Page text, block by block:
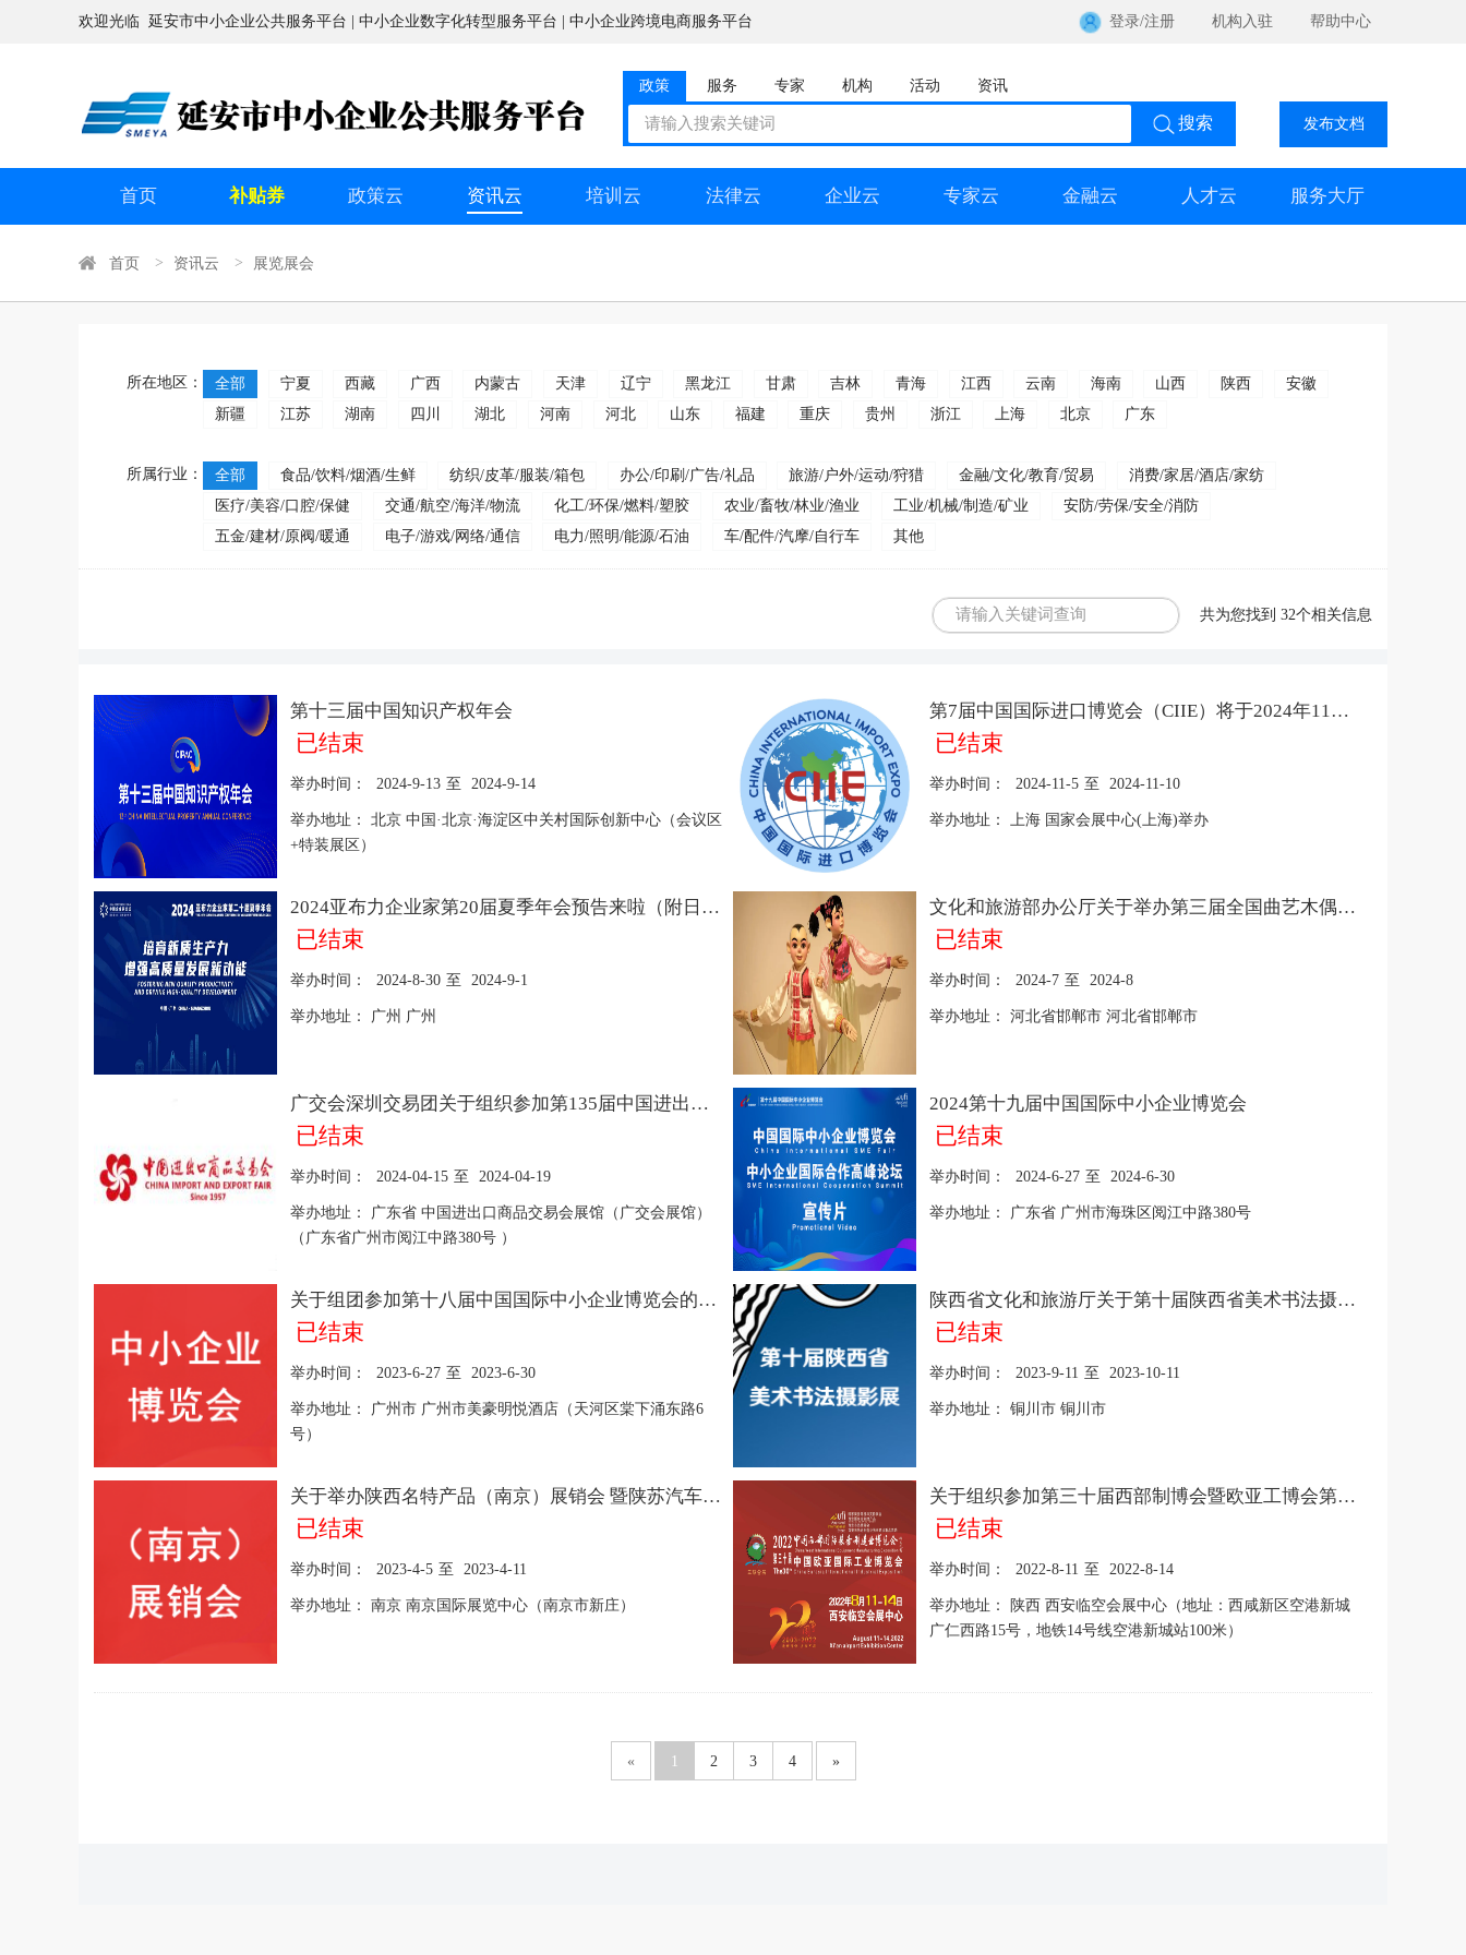
欢迎光临 延安市中小企业公共服务平台 | 中小企业数字化转型服务平台 | 中小企业跨境电商服务平台 登录/注册 机构入驻 帮助中心
政策 服务 专家 机构 活动 资讯
发布文档
首页 补贴券 政策云 资讯云 培训云 法律云 企业云 专家云 金融云 人才云 服务大厅
首页 资讯云 展览展会
所在地区： 全部 宁夏 西藏 广西 内蒙古 天津 辽宁 黑龙江 甘肃 吉林 青海 江西 云南 海南 山西 陕西
安徽
新疆
江苏 湖南 四川 湖北 河南 河北 山东 福建 重庆 贵州 浙江 上海 北京 广东
所属行业： 全部 食品/饮料/烟酒/生鲜 纺织/皮革/服装/箱包 办公/印刷/广告/礼品 旅游/户外/运动/狩猎 金融/文化/教育/贸易
消费/家居/酒店/家纺
医疗/美容/口腔/保健
交通/航空/海洋/物流 化工/环保/燃料/塑胶 农业/畜牧/林业/渔业 工业/机械/制造/矿业
安防/劳保/安全/消防
五金/建材/原阀/暖通
电子/游戏/网络/通信 电力/照明/能源/石油 车/配件/汽摩/自行车 其他
共为您找到 32个相关信息
第十三届中国知识产权年会
已结束
举办时间： 2024-9-13 至 2024-9-14
举办地址：
北京 中国·北京·海淀区中关村国际创新中心（会议区
+特装展区）
第7届中国国际进口博览会（CIIE）将于2024年11月5日至10日在上海举办
已结束
举办时间： 2024-11-5 至 2024-11-10
举办地址： 上海 国家会展中心(上海)举办
2024亚布力企业家第20届夏季年会预告来啦（附日程及报名方式）
已结束
举办时间： 2024-8-30 至 2024-9-1
举办地址： 广州 广州
文化和旅游部办公厅关于举办第三届全国曲艺木偶皮影优秀作品展演的通知
已结束
举办时间： 2024-7 至 2024-8
举办地址： 河北省邯郸市 河北省邯郸市
广交会深圳交易团关于组织参加第135届中国进出口商品交易会出口展有关事项的通知
已结束
举办时间： 2024-04-15 至 2024-04-19
举办地址：
广东省 中国进出口商品交易会展馆（广交会展馆）
（广东省广州市阅江中路380号 ）
2024第十九届中国国际中小企业博览会
已结束
举办时间： 2024-6-27 至 2024-6-30
举办地址： 广东省 广州市海珠区阅江中路380号
关于组团参加第十八届中国国际中小企业博览会的通知
已结束
举办时间： 2023-6-27 至 2023-6-30
举办地址：
广州市 广州市美豪明悦酒店（天河区棠下涌东路6
号）
陕西省文化和旅游厅关于第十届陕西省美术书法摄影展的通知
已结束
举办时间： 2023-9-11 至 2023-10-11
举办地址： 铜川市 铜川市
关于举办陕西名特产品（南京）展销会 暨陕苏汽车产业链协作对接会的通知
已结束
举办时间： 2023-4-5 至 2023-4-11
举办地址： 南京 南京国际展览中心（南京市新庄）
关于组织参加第三十届西部制博会暨欧亚工博会第十七届欧亚军博会与第二十七届电子信息展的通知
已结束
举办时间： 2022-8-11 至 2022-8-14
举办地址：
陕西 西安临空会展中心（地址：西咸新区空港新城
广仁西路15号，地铁14号线空港新城站100米）
« 1 2 3 4 »